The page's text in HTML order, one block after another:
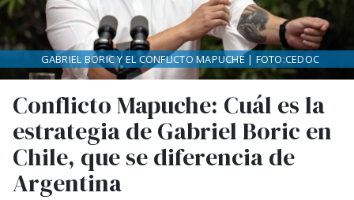
Conflicto Mapuche: Cuál es la
estrategia de Gabriel Boric en
Chile, que se diferencia de
Argentina
GABRIEL BORIC Y EL CONFLICTO MAPUCHE | FOTO:CEDOC